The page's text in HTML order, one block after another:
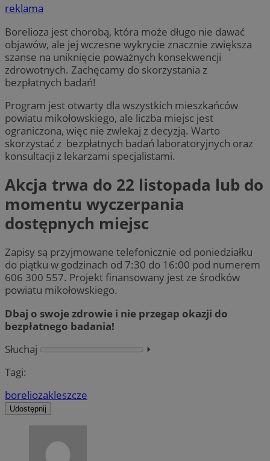
reklama
Borelioza jest chorobą, która może długo nie dawać
objawów, ale jej wczesne wykrycie znacznie zwiększa
szanse na uniknięcie poważnych konsekwencji
zdrowotnych. Zachęcamy do skorzystania z
bezpłatnych badań!
Program jest otwarty dla wszystkich mieszkańców
powiatu mikołowskiego, ale liczba miejsc jest
ograniczona, więc nie zwlekaj z decyzją. Warto
skorzystać z bezpłatnych badań laboratoryjnych oraz
konsultacji z lekarzami specjalistami.
Akcja trwa do 22 listopada lub do
momentu wyczerpania
dostępnych miejsc
Zapisy są przyjmowane telefonicznie od poniedziałku
do piątku w godzinach od 7:30 do 16:00 pod numerem
606 300 557. Projekt finansowany jest ze środków
powiatu mikołowskiego.
Dbaj o swoje zdrowie i nie przegap okazji do
bezpłatnego badania!
Słuchaj
⏵︎
Tagi:
boreliozakleszcze
Udostępnij